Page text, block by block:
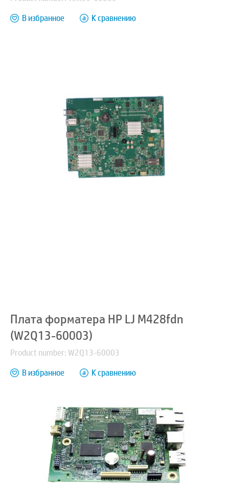
В избранное
К сравнению
Плата форматера HP LJ M428fdn
(W2Q13-60003)
Product number: W2Q13-60003
В избранное
К сравнению